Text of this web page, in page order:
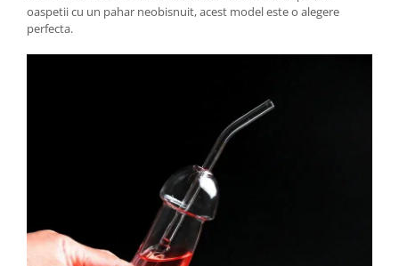
oaspetii cu un pahar neobisnuit, acest model este o alegere
perfecta.